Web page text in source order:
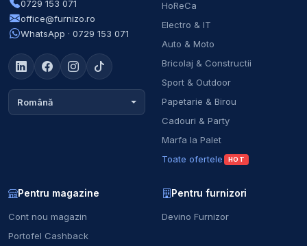
0729 153 071
office@furnizo.ro
WhatsApp · 0729 153 071
Română
HoReCa
Electro & IT
Auto & Moto
Bricolaj & Constructii
Sport & Outdoor
Papetarie & Birou
Cadouri & Party
Marfa la Palet
Toate ofertele
HOT
Pentru magazine
Cont nou magazin
Portofel Cashback
Pentru furnizori
Devino Furnizor